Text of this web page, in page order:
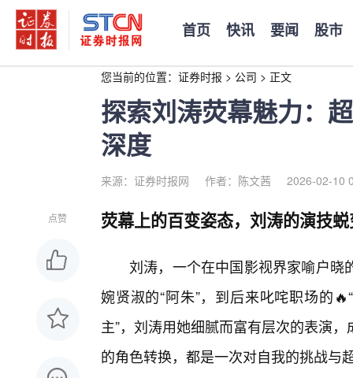
首页 快讯 要闻 股市
您当前的位置： 证券时报 > 公司 > 正文
探索刘涛荧幕魅力：
深度
来源：证券时报网 作者：陈文茜 2026-02-10
点赞 荧幕上的百变姿态，刘涛的演技
刘涛，一个在中国影视界家喻户晓
婉贤淑的“阿朱”，到后来叱咤职场的
主”，刘涛用她细腻而富有层次的表演
的角色转换，都是一次对自我的挑战与